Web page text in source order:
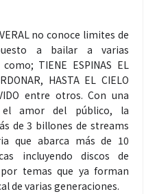
no conoce limites de
a bailar a varias
TIENE ESPINAS EL
HASTA EL CIELO
entre otros. Con una
amor del público, la
de 3 billones de streams
que abarca más de 10
incluyendo discos de
temas que ya forman
de varias generaciones.